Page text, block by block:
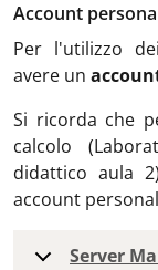
Account
Per l'utilizzo
avere un
Si ricorda che
calcolo (
didattico aula 2)
account
Server